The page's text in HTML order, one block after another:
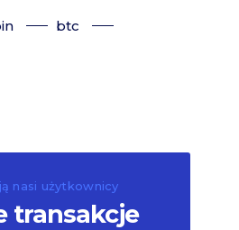
btc
nasi użytkownicy
transakcje